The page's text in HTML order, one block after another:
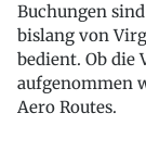
Buchungen
bislang von
bedient. Ob die
aufgenommen
Aero Routes.